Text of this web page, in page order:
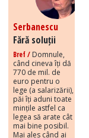
Serbanescu
Fără soluții
Bref / Domnule,
când cineva îți dă
770 de mil. de
euro pentru o
lege (a salarizării),
păi îți aduni toate
mințile astfel ca
legea să arate cât
mai bine posibil.
Mai ales când ai